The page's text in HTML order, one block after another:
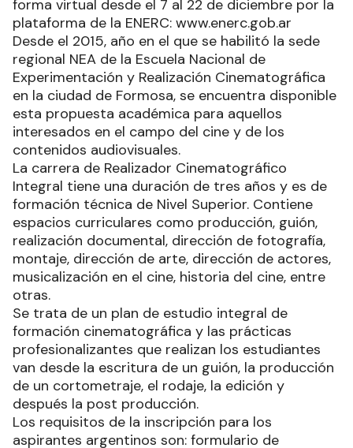
forma virtual desde el 7 al 22 de diciembre por la
plataforma de la ENERC: www.enerc.gob.ar
Desde el 2015, año en el que se habilitó la sede
regional NEA de la Escuela Nacional de
Experimentación y Realización Cinematográfica
en la ciudad de Formosa, se encuentra disponible
esta propuesta académica para aquellos
interesados en el campo del cine y de los
contenidos audiovisuales.
La carrera de Realizador Cinematográfico
Integral tiene una duración de tres años y es de
formación técnica de Nivel Superior. Contiene
espacios curriculares como producción, guión,
realización documental, dirección de fotografía,
montaje, dirección de arte, dirección de actores,
musicalización en el cine, historia del cine, entre
otras.
Se trata de un plan de estudio integral de
formación cinematográfica y las prácticas
profesionalizantes que realizan los estudiantes
van desde la escritura de un guión, la producción
de un cortometraje, el rodaje, la edición y
después la post producción.
Los requisitos de la inscripción para los
aspirantes argentinos son: formulario de